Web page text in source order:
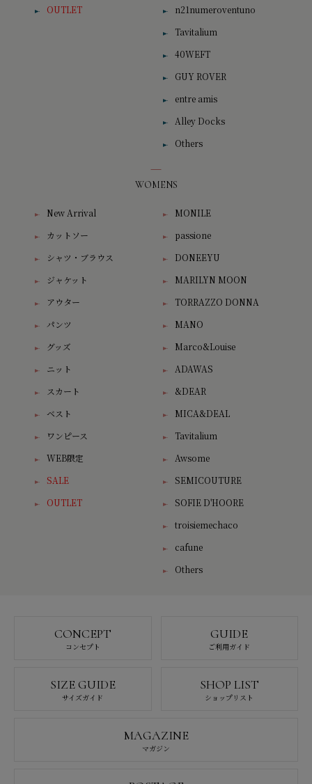
OUTLET
n21numeroventuno
Tavitalium
40WEFT
GUY ROVER
entre amis
Alley Docks
Others
WOMENS
New Arrival
カットソー
シャツ・ブラウス
ジャケット
アウター
パンツ
グッズ
ニット
スカート
ベスト
ワンピース
WEB限定
SALE
OUTLET
MONILE
passione
DONEEYU
MARILYN MOON
TORRAZZO DONNA
MANO
Marco&Louise
ADAWAS
&DEAR
MICA&DEAL
Tavitalium
Awsome
SEMICOUTURE
SOFIE D'HOORE
troisiemechaco
cafune
Others
CONCEPT
コンセプト
GUIDE
ご利用ガイド
SIZE GUIDE
サイズガイド
SHOP LIST
ショップリスト
MAGAZINE
マガジン